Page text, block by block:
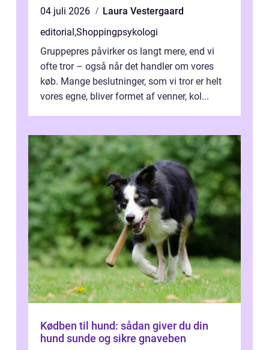
04 juli 2026
Laura Vestergaard
editorial,Shoppingpsykologi
Gruppepres påvirker os langt mere, end vi
ofte tror – også når det handler om vores
køb. Mange beslutninger, som vi tror er helt
vores egne, bliver formet af venner, kol...
Kødben til hund: sådan giver du din
hund sunde og sikre gnaveben